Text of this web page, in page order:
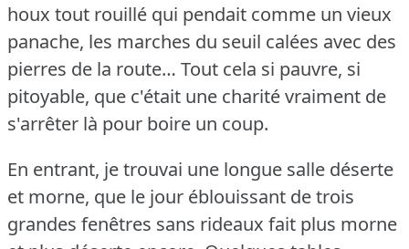
houx tout rouillé qui pendait comme un vieux
panache, les marches du seuil calées avec des
pierres de la route… Tout cela si pauvre, si
pitoyable, que c'était une charité vraiment de
s'arrêter là pour boire un coup.
En entrant, je trouvai une longue salle déserte
et morne, que le jour éblouissant de trois
grandes fenêtres sans rideaux fait plus morne